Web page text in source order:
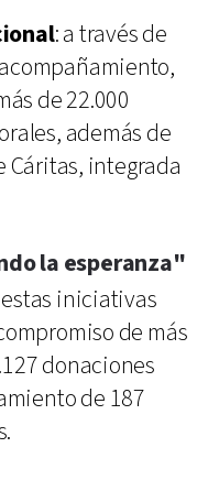
: a través de
de 22.000
además de
Cáritas, integrada
la esperanza"
iniciativas
de más
donaciones
de 187